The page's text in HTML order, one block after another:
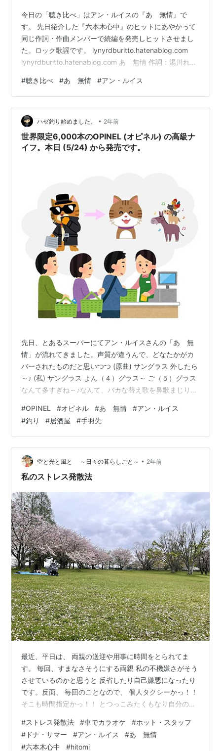
今日の「聴き比べ」はアン・ルイスの『あゝ無情』で
す。 先日紹介した『六本木心中』のヒットにあやかって
同じ作詞・作曲メンバーで続編を発売しヒットさせまし
た。ロック歌謡です。 lynyrdburitto.hatenablog.com
lynyrdburitto.hatenablog.com あゝ無情 作詞：湯川れい
ょ 見かけより 尽くすタイプね 優しさに棹さして 男はず
るいわ 逃げてゆく 夜が明ける頃 涙は塩っぱすぎるし 焼
きもちは汚い 好きにさせてよ サングラス外したら 吹き
だしちゃうほど あどけない目をしてる あいつに弱いの
裏切りは…
#聴き比べ #あゝ無情 #アン・ルイス
ハゼ釣り始めました。 • 2年前
世界限定6,000本のOPINEL (オピネル) の高級ナ
イフ。本日 (5/24) から発売です。
先日、とあるスーパーにてアン・ルイスさんの「あゝ無
情」が流れてきました。声質が違うんで、どなたかがカ
バーされたものだと思いつつ (原曲) サングラス 外したら
～♪ (私) サングラス よん（４）グラス～ ご（５）グラス
なんて多すぎね～♪なんて、バカな替え歌を鼻歌まじりに
ら、「日系日本人だねぇ～」って言われちゃいました。
仕事でたまに海外出張する私。けっこう英語の勉強をし
てるんですが、たいして上達もせず。「私はやっぱり、
根っからの日本人だね。」 と、思っちゃいました。
CAMP HACKというサイトで、たまたま【世界限定
6,000本】 OPINE…
#OPINEL #オピネル #あゝ無情 #アン・ルイス
#釣り #居酒屋 #手羽先
空と光と風と ～日々の暮らしごと～ • 2年前
私のストレス発散法
最近、平日は、 両親の送迎や用事に時間をとられてま
す。 毎回、すまなさそうにする両親 私の不機嫌さがそう
させているのかと思うと 反省したり自己嫌悪になったり
です。反面、 毎回のことなので、 個人タクシーかっ！！
そこも時間指定かっ！！ とつっこみたくもなり自分のメ
に余裕で接することができるように できるだけ距離をと
ろうと考えている中、 今年はやめようかと悩んだけれ
#ストレス発散法 #車でカラオケ #ホット・スタッフ
# ドナ・サマー #アン・ルイス #あゝ無情
#六本木心中 #hitomi